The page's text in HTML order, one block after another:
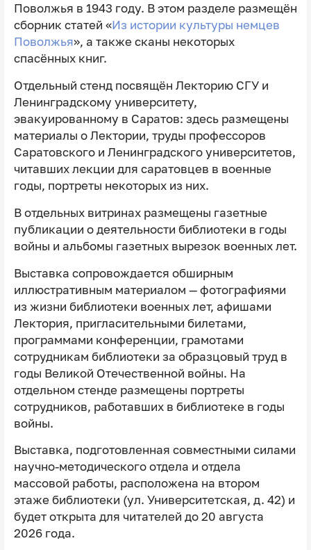
Поволжья в 1943 году. В этом разделе размещён
сборник статей «Из истории культуры немцев
Поволжья», а также сканы некоторых
спасённых книг.
Отдельный стенд посвящён Лекторию СГУ и
Ленинградскому университету,
эвакуированному в Саратов: здесь размещены
материалы о Лектории, труды профессоров
Саратовского и Ленинградского университетов,
читавших лекции для саратовцев в военные
годы, портреты некоторых из них.
В отдельных витринах размещены газетные
публикации о деятельности библиотеки в годы
войны и альбомы газетных вырезок военных лет.
Выставка сопровождается обширным
иллюстративным материалом — фотографиями
из жизни библиотеки военных лет, афишами
Лектория, пригласительными билетами,
программами конференции, грамотами
сотрудникам библиотеки за образцовый труд в
годы Великой Отечественной войны. На
отдельном стенде размещены портреты
сотрудников, работавших в библиотеке в годы
войны.
Выставка, подготовленная совместными силами
научно-методического отдела и отдела
массовой работы, расположена на втором
этаже библиотеки (ул. Университетская, д. 42) и
будет открыта для читателей до 20 августа
2026 года.